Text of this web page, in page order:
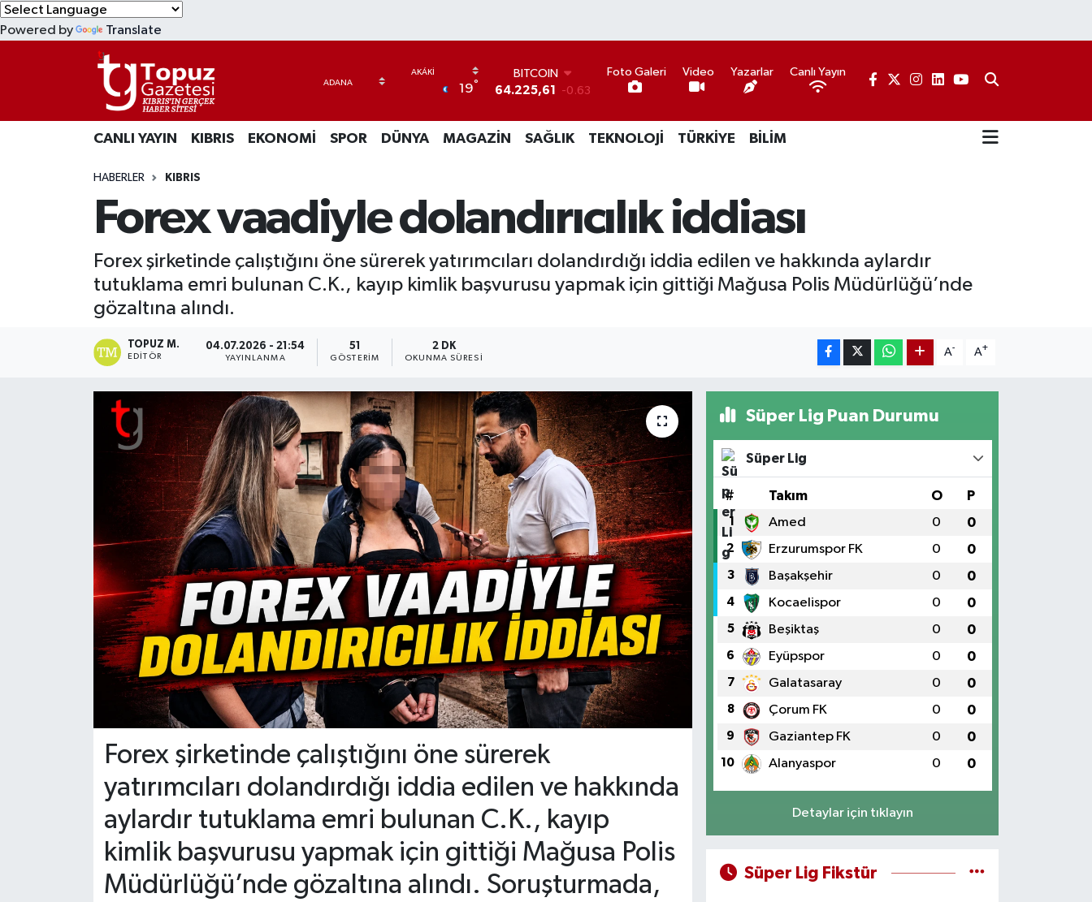
Powered by Translate
19°
64.225,61
-0.63
DOLAR
EURO
55,0317 -0.02
6510.40 0.45
BİST100
Foto Galeri Video Yazarlar Canlı Yayın
CANLI YAYIN KIBRIS EKONOMİ SPOR DÜNYA MAGAZİN SAĞLIK TEKNOLOJİ TÜRKİYE BİLİM
HABERLER KIBRIS
Forex vaadiyle dolandırıcılık iddiası
Forex şirketinde çalıştığını öne sürerek yatırımcıları dolandırdığı iddia edilen ve hakkında aylardır
tutuklama emri bulunan C.K., kayıp kimlik başvurusu yapmak için gittiği Mağusa Polis Müdürlüğü’nde
gözaltına alındı.
TOPUZ M.
EDITÖR
04.07.2026 - 21:54
YAYINLANMA
51
GÖSTERIM
2 DK
OKUNMA SÜRESI
A- A+
Forex şirketinde çalıştığını öne sürerek
yatırımcıları dolandırdığı iddia edilen ve hakkında
aylardır tutuklama emri bulunan C.K., kayıp
kimlik başvurusu yapmak için gittiği Mağusa Polis
Müdürlüğü’nde gözaltına alındı. Soruşturmada,
Süper Lig Puan Durumu
Süper Lig
# Takım O P
1 Amed 0 0
2 Erzurumspor FK 0 0
3 Başakşehir 0 0
4 Kocaelispor 0 0
5 Beşiktaş 0 0
6 Eyüpspor 0 0
7 Galatasaray 0 0
8 Çorum FK 0 0
9 Gaziantep FK 0 0
10 Alanyaspor 0 0
Detaylar için tıklayın
Süper Lig Fikstür
EKONOMİ
MAGAZİN
TEKNOLOJİ
TÜRKİYE
Lefkoşa Nöbetçi Eczaneler
Lefkoşa Hava Durumu
Lefkoşa Trafik Yoğunluk Haritası
Süper Lig Puan Durumu ve Fikstür
Tüm Manşetler
Son Dakika Haberleri
Haber Arşivi